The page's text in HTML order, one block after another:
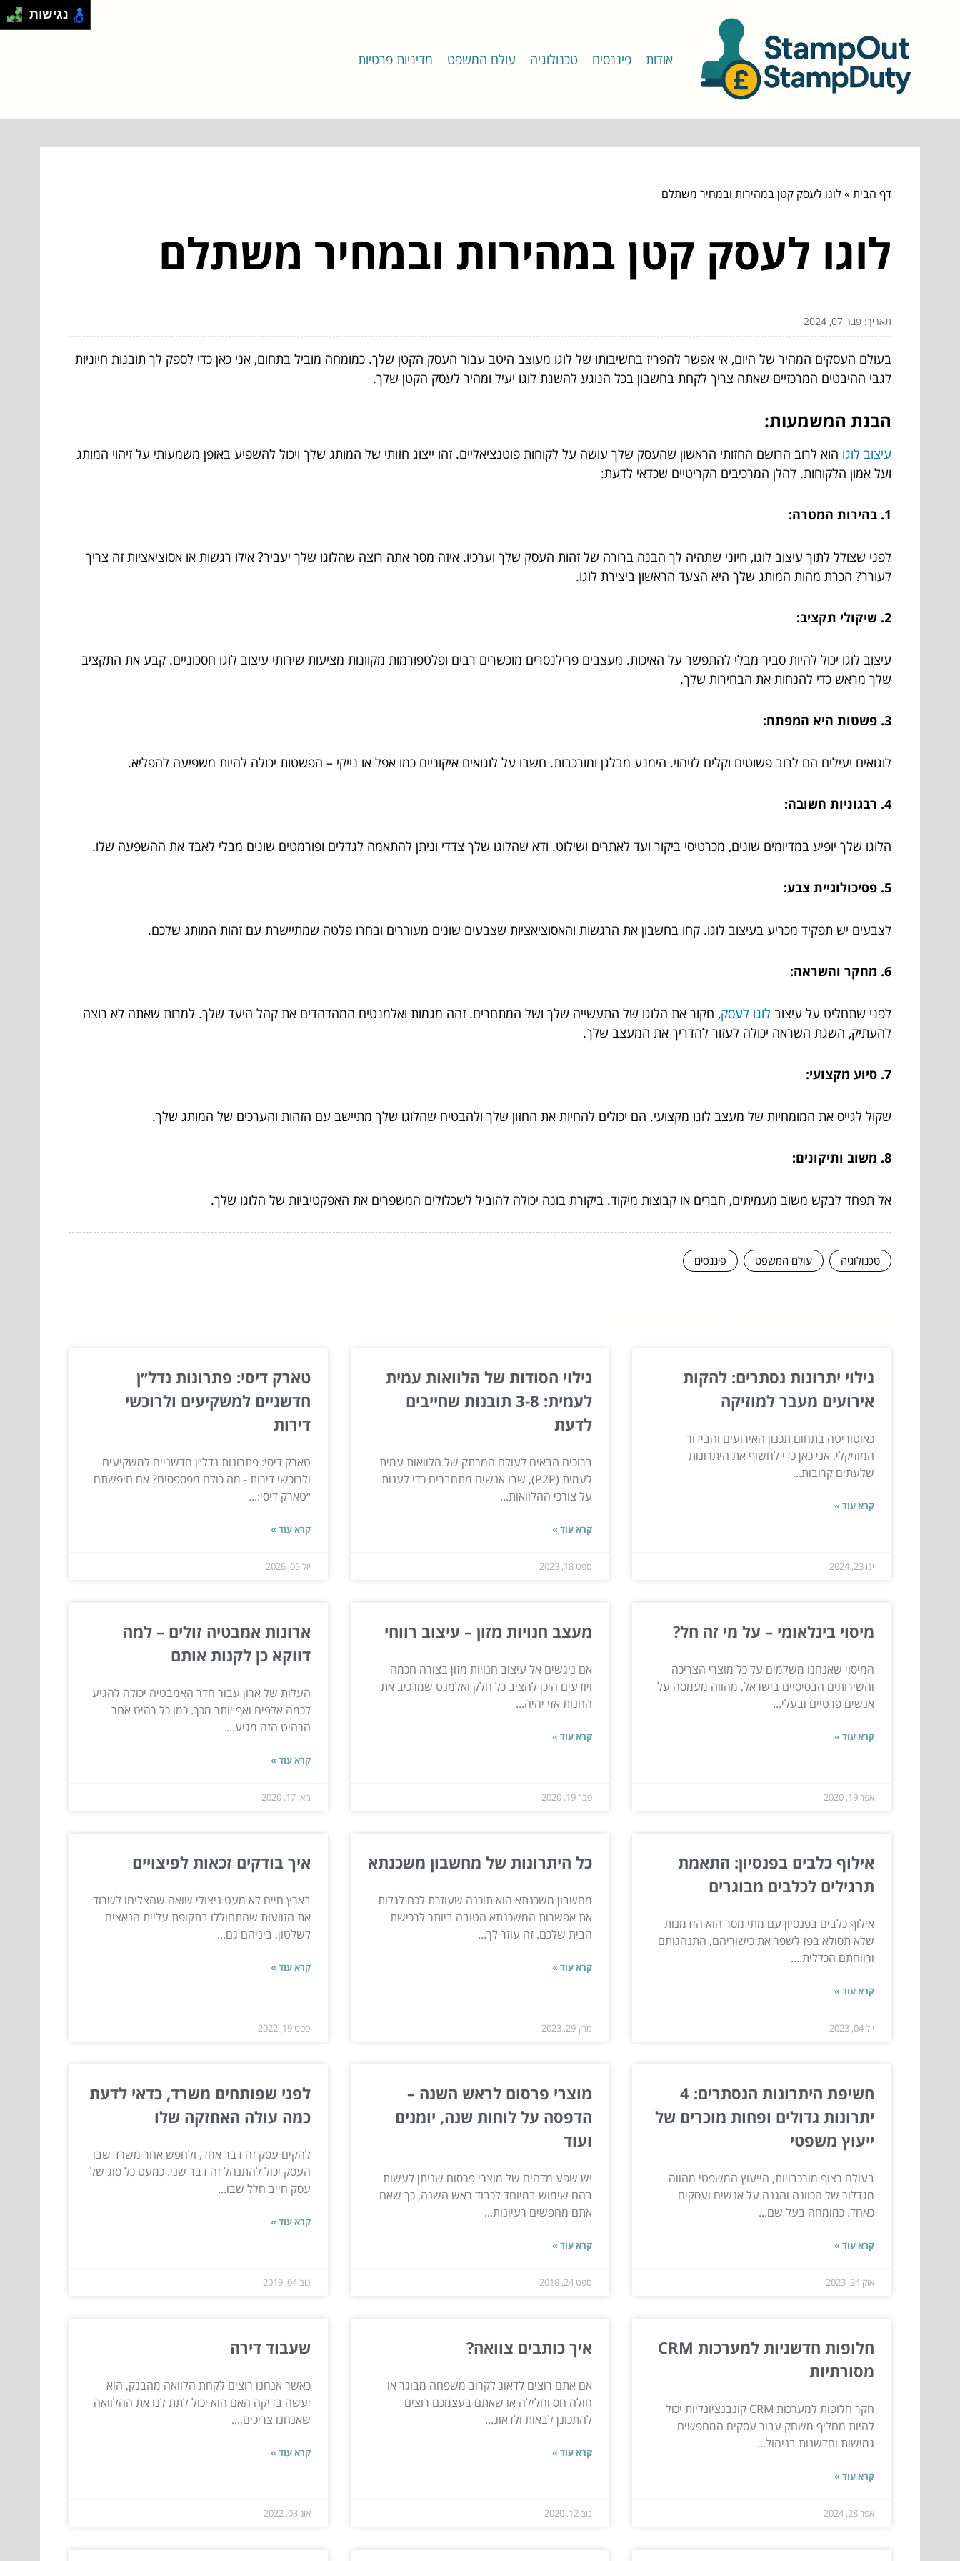
אודות פיננסים טכנולוגיה עולם המשפט מדיניות פרטיות
דף הבית»לוגו לעסק קטן במהירות ובמחיר משתלם
לוגו לעסק קטן במהירות ובמחיר משתלם
תאריך: פבר 07, 2024
בעולם העסקים המהיר של היום, אי אפשר להפריז בחשיבותו של לוגו מעוצב היטב עבור העסק הקטן שלך. כמומחה מוביל בתחום, אני כאן כדי לספק לך תובנות חיוניות
לגבי ההיבטים המרכזיים שאתה צריך לקחת בחשבון בכל הנוגע להשגת לוגו יעיל ומהיר לעסק הקטן שלך.
הבנת המשמעות:
עיצוב לוגו הוא לרוב הרושם החזותי הראשון שהעסק שלך עושה על לקוחות פוטנציאליים. זהו ייצוג חזותי של המותג שלך ויכול להשפיע באופן משמעותי על זיהוי המותג
ועל אמון הלקוחות. להלן המרכיבים הקריטיים שכדאי לדעת:
1. בהירות המטרה:
לפני שצולל לתוך עיצוב לוגו, חיוני שתהיה לך הבנה ברורה של זהות העסק שלך וערכיו. איזה מסר אתה רוצה שהלוגו שלך יעביר? אילו רגשות או אסוציאציות זה צריך
לעורר? הכרת מהות המותג שלך היא הצעד הראשון ביצירת לוגו.
2. שיקולי תקציב:
עיצוב לוגו יכול להיות סביר מבלי להתפשר על האיכות. מעצבים פרילנסרים מוכשרים רבים ופלטפורמות מקוונות מציעות שירותי עיצוב לוגו חסכוניים. קבע את התקציב
שלך מראש כדי להנחות את הבחירות שלך.
3. פשטות היא המפתח:
לוגואים יעילים הם לרוב פשוטים וקלים לזיהוי. הימנע מבלגן ומורכבות. חשבו על לוגואים איקוניים כמו אפל או נייקי – הפשטות יכולה להיות משפיעה להפליא.
4. רבגוניות חשובה:
הלוגו שלך יופיע במדיומים שונים, מכרטיסי ביקור ועד לאתרים ושילוט. ודא שהלוגו שלך צדדי וניתן להתאמה לגדלים ופורמטים שונים מבלי לאבד את ההשפעה שלו.
5. פסיכולוגיית צבע:
לצבעים יש תפקיד מכריע בעיצוב לוגו. קחו בחשבון את הרגשות והאסוציאציות שצבעים שונים מעוררים ובחרו פלטה שמתיישרת עם זהות המותג שלכם.
6. מחקר והשראה:
לפני שתחליט על עיצוב לוגו לעסק, חקור את הלוגו של התעשייה שלך ושל המתחרים. זהה מגמות ואלמנטים המהדהדים את קהל היעד שלך. למרות שאתה לא רוצה
להעתיק, השגת השראה יכולה לעזור להדריך את המעצב שלך.
7. סיוע מקצועי:
שקול לגייס את המומחיות של מעצב לוגו מקצועי. הם יכולים להחיות את החזון שלך ולהבטיח שהלוגו שלך מתיישב עם הזהות והערכים של המותג שלך.
8. משוב ותיקונים:
אל תפחד לבקש משוב מעמיתים, חברים או קבוצות מיקוד. ביקורת בונה יכולה להוביל לשכלולים המשפרים את האפקטיביות של הלוגו שלך.
טכנולוגיה עולם המשפט פיננסים
גילוי יתרונות נסתרים: להקות
אירועים מעבר למוזיקה
כאוטוריטה בתחום תכנון האירועים והבידור
המוזיקלי, אני כאן כדי לחשוף את היתרונות
שלעתים קרובות...
קרא עוד »
ינו 23, 2024
גילוי הסודות של הלוואות עמית
לעמית: 3-8 תובנות שחייבים
לדעת
ברוכים הבאים לעולם המרתק של הלוואות עמית
לעמית (P2P), שבו אנשים מתחברים כדי לענות
על צורכי ההלוואות...
קרא עוד »
ספט 18, 2023
טארק דיסי: פתרונות נדל״ן
חדשניים למשקיעים ולרוכשי
דירות
טארק דיסי: פתרונות נדל״ן חדשניים למשקיעים
ולרוכשי דירות - מה כולם מפספסים? אם חיפשתם
״טארק דיסי:...
קרא עוד »
יול 05, 2026
מיסוי בינלאומי – על מי זה חל?
המיסוי שאנחנו משלמים על כל מוצרי הצריכה
והשירותים הבסיסיים בישראל, מהווה מעמסה על
אנשים פרטיים ובעלי...
קרא עוד »
אפר 19, 2020
מעצב חנויות מזון – עיצוב רווחי
אם ניגשים אל עיצוב חנויות מזון בצורה חכמה
ויודעים היכן להציב כל חלק ואלמנט שמרכיב את
החנות אזי יהיה...
קרא עוד »
פבר 19, 2020
ארונות אמבטיה זולים – למה
דווקא כן לקנות אותם
העלות של ארון עבור חדר האמבטיה יכולה להגיע
לכמה אלפים ואף יותר מכך. כמו כל רהיט אחר
הרהיט הזה מגיע...
קרא עוד »
מאי 17, 2020
אילוף כלבים בפנסיון: התאמת
תרגילים לכלבים מבוגרים
אילוף כלבים בפנסיון עם מתי מסר הוא הזדמנות
שלא תסולא בפז לשפר את כישוריהם, התנהגותם
ורווחתם הכללית....
קרא עוד »
יול 04, 2023
כל היתרונות של מחשבון משכנתא
מחשבון משכנתא הוא תוכנה שעוזרת לכם לגלות
את אפשרות המשכנתא הטובה ביותר לרכישת
הבית שלכם. זה עוזר לך...
קרא עוד »
מרץ 29, 2023
איך בודקים זכאות לפיצויים
בארץ חיים לא מעט ניצולי שואה שהצליחו לשרוד
את הזוועות שהתחוללו בתקופת עליית הנאצים
לשלטון, ביניהם גם...
קרא עוד »
ספט 19, 2022
חשיפת היתרונות הנסתרים: 4
יתרונות גדולים ופחות מוכרים של
ייעוץ משפטי
בעולם רצוף מורכבויות, הייעוץ המשפטי מהווה
מגדלור של הכוונה והגנה על אנשים ועסקים
כאחד. כמומחה בעל שם...
קרא עוד »
אוק 24, 2023
מוצרי פרסום לראש השנה –
הדפסה על לוחות שנה, יומנים
ועוד
יש שפע מדהים של מוצרי פרסום שניתן לעשות
בהם שימוש במיוחד לכבוד ראש השנה, כך שאם
אתם מחפשים רעיונות...
קרא עוד »
ספט 24, 2018
לפני שפותחים משרד, כדאי לדעת
כמה עולה האחזקה שלו
להקים עסק זה דבר אחד, ולחפש אחר משרד שבו
העסק יכול להתנהל זה דבר שני. כמעט כל סוג של
עסק חייב חלל שבו...
קרא עוד »
נוב 04, 2019
חלופות חדשניות למערכות CRM
מסורתיות
חקר חלופות למערכות CRM קונבנציונליות יכול
להיות מחליף משחק עבור עסקים המחפשים
גמישות וחדשנות בניהול...
קרא עוד »
אפר 28, 2024
איך כותבים צוואה?
אם אתם רוצים לדאוג לקרוב משפחה מבוגר או
חולה חס וחלילה או שאתם בעצמכם רוצים
להתכונן לבאות ולדאוג...
קרא עוד »
נוב 12, 2020
שעבוד דירה
כאשר אנחנו רוצים לקחת הלוואה מהבנק, הוא
יעשה בדיקה האם הוא יכול לתת לנו את ההלוואה
שאנחנו צריכים,...
קרא עוד »
אוג 03, 2022
נגישות